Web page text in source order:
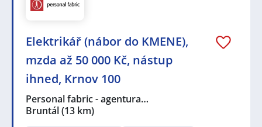
Elektrikář (nábor do KMENE),
mzda až 50 000 Kč, nástup
ihned, Krnov 100
Personal fabric - agentura…
Bruntál(13 km)